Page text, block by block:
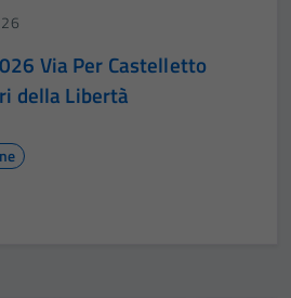
Via Per Castelletto
della Libertà